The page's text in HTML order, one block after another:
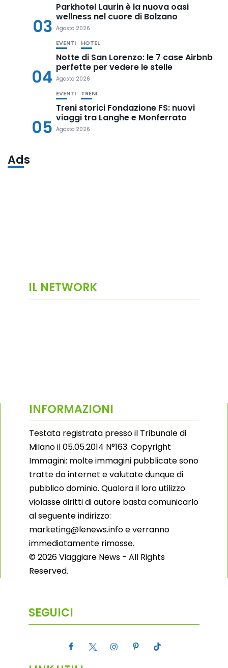
03
Parkhotel Laurin è la nuova oasi
wellness nel cuore di Bolzano
Agosto 2026
04
EVENTI HOTEL
Notte di San Lorenzo: le 7 case Airbnb
perfette per vedere le stelle
Agosto 2026
05
EVENTI TRENI
Treni storici Fondazione FS: nuovi
viaggi tra Langhe e Monferrato
Agosto 2026
Ads
IL NETWORK
INFORMAZIONI
Testata registrata presso il Tribunale di
Milano il 05.05.2014 N°163. Copyright
Immagini: molte immagini pubblicate sono
tratte da internet e valutate dunque di
pubblico dominio. Qualora il loro utilizzo
violasse diritti di autore basta comunicarlo
al seguente indirizzo:
marketing@lenews.info e verranno
immediatamente rimosse.
© 2026 Viaggiare News - All Rights
Reserved.
SEGUICI